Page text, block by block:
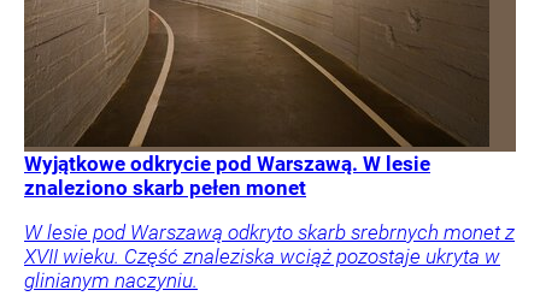
Wyjątkowe odkrycie pod Warszawą. W lesie
znaleziono skarb pełen monet
W lesie pod Warszawą odkryto skarb srebrnych monet z
XVII wieku. Część znaleziska wciąż pozostaje ukryta w
glinianym naczyniu.